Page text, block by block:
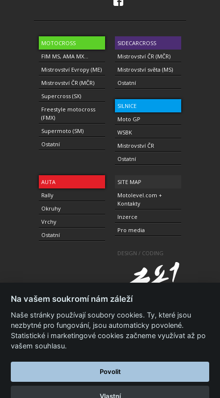
MOTOCROSS
FIM MS, AMA MX...
Mistrovství Evropy (ME)
Mistrovství ČR (MČR)
Supercross (SX)
Freestyle motocross
(FMX)
Supermoto (SM)
Ostatní
SIDECARCROSS
Mistrovství ČR (MČR)
Mistrovství světa (MS)
Ostatní
SILNICE
Moto GP
WSBK
Mistrovství ČR
Ostatní
AUTA
Rally
Okruhy
Vrchy
Ostatní
SITE MAP
Motolevel.com +
Kontakty
Inzerce
Pro media
DESIGN / CODING
© 2010-2021 Copyright Motolevel. Všechna práva
vyhrazena.
3696
Na vašem soukromí nám záleží
Naše stránky používají soubory cookies. Ty, které jsou
nezbytné pro fungování, jsou automaticky povolené.
Statistické i marketingové cookies začneme využívat až po
vašem souhlasu.
Povolit
Vlastní